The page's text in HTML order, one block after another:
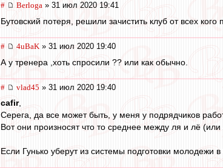
# Berloga » 31 июл 2020 19:41
Бутовский потеря, решили зачистить клуб от всех
# 4uBaK » 31 июл 2020 19:40
А у тренера ,хоть спросили ?? или как обычно.
# vlad45 » 31 июл 2020 19:40
cafir,
Серега, да все может быть, у меня у подрядчиков
Вот они произносят что то среднее между ля и лё
Если Гунько уберут из системы подготовки